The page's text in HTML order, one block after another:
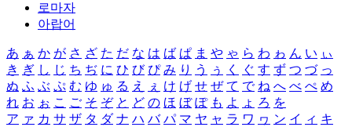
로마자
아랍어
あ ぁ か が さ ざ た だ な は ば ぱ ま や ゃ ら わ ゎ ん い ぃ
き ぎ し じ ち ぢ に ひ び ぴ み り う ぅ く ぐ す ず つ づ っ
ぬ ふ ぶ ぷ む ゆ ゅ る え ぇ け げ せ ぜ て で ね へ べ ぺ め
れ お ぉ こ ご そ ぞ と ど の ほ ぼ ぽ も よ ょ ろ を
ア ァ カ サ ザ タ ダ ナ ハ バ パ マ ヤ ャ ラ ワ ヮ ン イ ィ キ